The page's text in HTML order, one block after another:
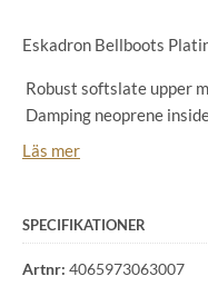
Eskadron Bellboots
Robust softslate upper
Damping neoprene
Soft faux fur binding
Easy-care and washabl
Läs mer
SPECIFIKATIONER
Artnr: 4065973063007